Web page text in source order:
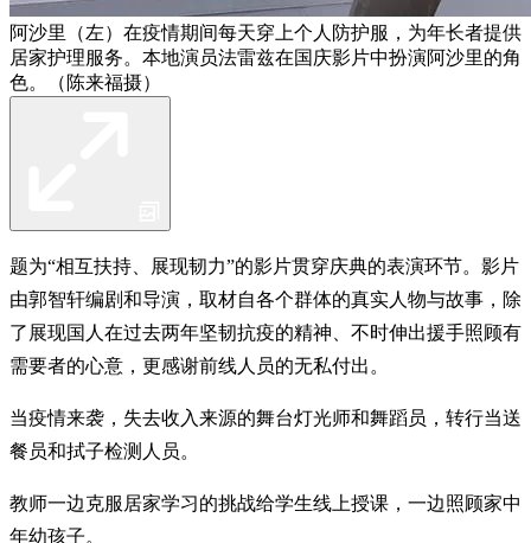
阿沙里（左）在疫情期间每天穿上个人防护服，为年长者提供
居家护理服务。本地演员法雷兹在国庆影片中扮演阿沙里的角
色。（陈来福摄）
题为“相互扶持、展现韧力”的影片贯穿庆典的表演环节。影片
由郭智轩编剧和导演，取材自各个群体的真实人物与故事，除
了展现国人在过去两年坚韧抗疫的精神、不时伸出援手照顾有
需要者的心意，更感谢前线人员的无私付出。
当疫情来袭，失去收入来源的舞台灯光师和舞蹈员，转行当送
餐员和拭子检测人员。
教师一边克服居家学习的挑战给学生线上授课，一边照顾家中
年幼孩子。